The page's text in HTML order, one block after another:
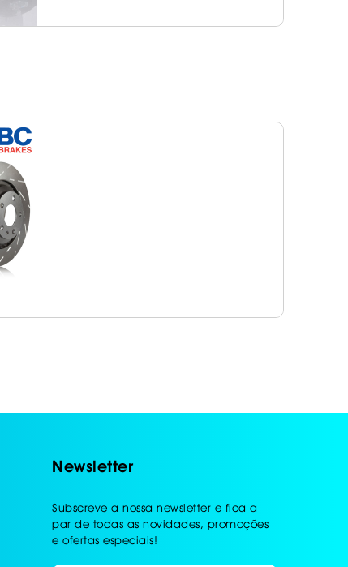
Newsletter
Subscreve a nossa newsletter e fica a
par de todas as novidades, promoções
e ofertas especiais!